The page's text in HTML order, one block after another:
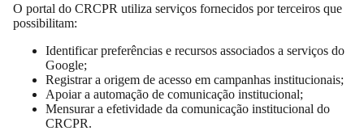
O portal do CRCPR utiliza serviços fornecidos por terceiros que
possibilitam:
Identificar preferências e recursos associados a serviços do
Google;
Registrar a origem de acesso em campanhas institucionais;
Apoiar a automação de comunicação institucional;
Mensurar a efetividade da comunicação institucional do
CRCPR.